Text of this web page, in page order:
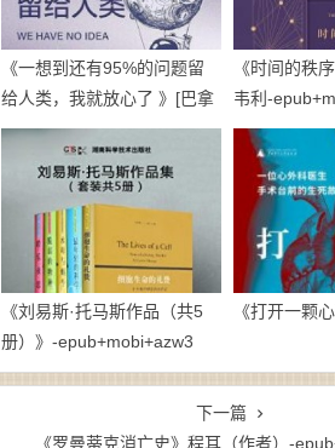
《一想到还有95%的问题留
给人类，我就放心了 》[巴拿
马] 豪尔赫•陈 -
epub+mobi+azw3
《时间的秩
韦利-
《刘易斯·托马斯作品（共5
册）》-epub+mobi+azw3
《打开一颗
下一篇
《罗曼蒂克消亡史》程耳（作者）-